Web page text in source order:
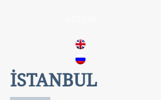
İSTANBUL